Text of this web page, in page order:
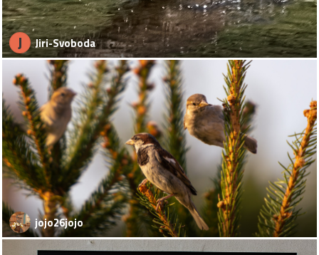
J Jiri-Svoboda
jojo26jojo